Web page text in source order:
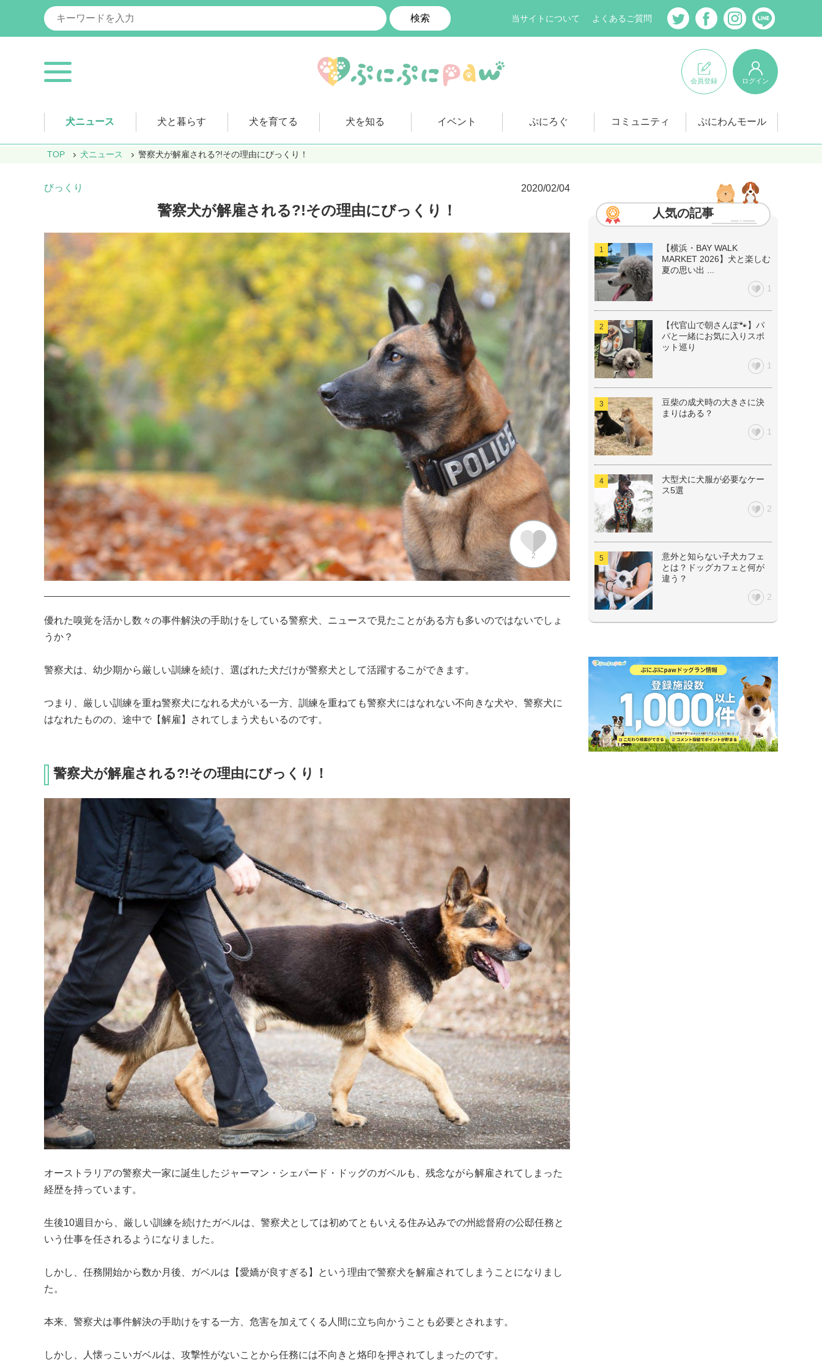
検索 当サイトについて よくあるご質問
会員登録 ログイン
犬ニュース 犬と暮らす 犬を育てる 犬を知る イベント ぷにろぐ コミュニティ ぷにわんモール
TOP 犬ニュース 警察犬が解雇される?!その理由にびっくり！
びっくり 2020/02/04
警察犬が解雇される?!その理由にびっくり！
2
優れた嗅覚を活かし数々の事件解決の手助けをしている警察犬、ニュースで見たことがある方も多いのではないでしょ
うか？
警察犬は、幼少期から厳しい訓練を続け、選ばれた犬だけが警察犬として活躍するこができます。
つまり、厳しい訓練を重ね警察犬になれる犬がいる一方、訓練を重ねても警察犬にはなれない不向きな犬や、警察犬に
はなれたものの、途中で【解雇】されてしまう犬もいるのです。
警察犬が解雇される?!その理由にびっくり！
オーストラリアの警察犬一家に誕生したジャーマン・シェパード・ドッグのガベルも、残念ながら解雇されてしまった
経歴を持っています。
生後10週目から、厳しい訓練を続けたガベルは、警察犬としては初めてともいえる住み込みでの州総督府の公邸任務と
いう仕事を任されるようになりました。
しかし、任務開始から数か月後、ガベルは【愛嬌が良すぎる】という理由で警察犬を解雇されてしまうことになりまし
た。
本来、警察犬は事件解決の手助けをする一方、危害を加えてくる人間に立ち向かうことも必要とされます。
しかし、人懐っこいガベルは、攻撃性がないことから任務には不向きと烙印を押されてしまったのです。
人気の記事
【横浜・BAY WALK
MARKET 2026】犬と楽しむ
夏の思い出 ...
1
【代官山で朝さんぽ🐾】パ
パと一緒にお気に入りスポ
ット巡り
1
豆柴の成犬時の大きさに決
まりはある？
1
大型犬に犬服が必要なケー
ス5選
2
意外と知らない子犬カフェ
とは？ドッグカフェと何が
違う？
2